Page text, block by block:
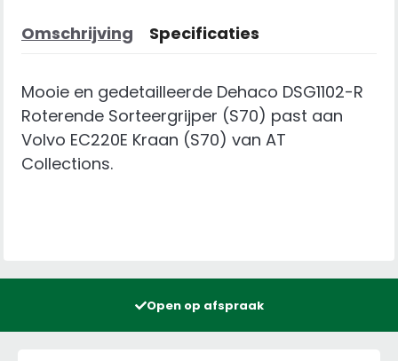
Omschrijving Specificaties
Mooie en gedetailleerde Dehaco DSG1102-R
Roterende Sorteergrijper (S70) past aan
Volvo EC220E Kraan (S70) van AT
Collections.
Open op afspraak